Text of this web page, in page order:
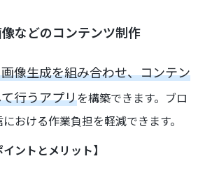
などのコンテンツ制作
像生成を組み合わせ、コンテン
行うアプリを構築できます。ブロ
おける作業負担を軽減できます。
ントとメリット】